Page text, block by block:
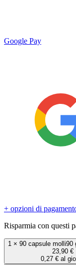
Google Pay
+ opzioni di
Risparmia con questi
1 × 90 capsule molli90
23,90 €
0,27 € al